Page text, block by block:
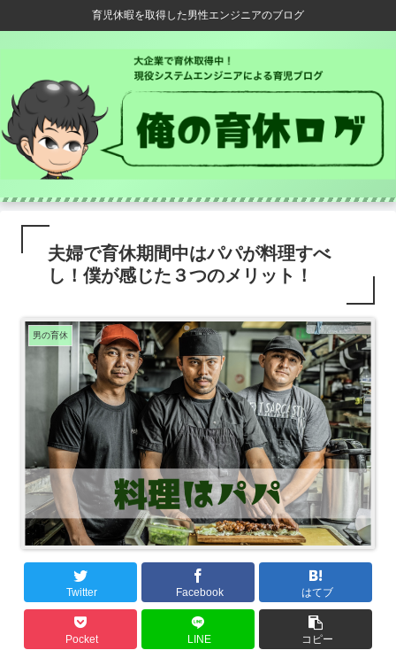
育児休暇を取得した男性エンジニアのブログ
夫婦で育休期間中はパパが料理すべ
し！僕が感じた３つのメリット！
男の育休
Twitter Facebook はてブ
Pocket LINE コピー